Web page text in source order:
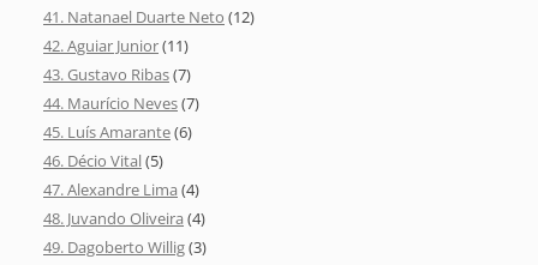
41. Natanael Duarte Neto (12)
42. Aguiar Junior(11)
43. Gustavo Ribas(7)
44. Maurício Neves(7)
45. Luís Amarante(6)
46. Décio Vital(5)
47. Alexandre Lima (4)
48. Juvando Oliveira (4)
49. Dagoberto Willig(3)